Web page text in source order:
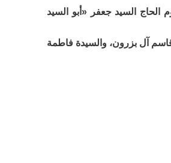
الحاج السيد جعفر «أبو السيد
آل بزرون، والسيدة فاطمة